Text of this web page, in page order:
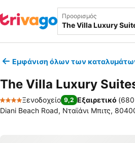
Προορισμός
Εμφάνιση όλων των
The Villa Luxury
4 Αστέρια
Ξενοδοχείο 9,2 Εξαιρετικό (680
Diani Beach Road, Νταϊάνι Μπιτς,